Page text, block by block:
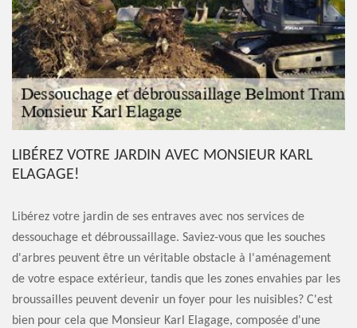
LIBÉREZ VOTRE JARDIN AVEC MONSIEUR KARL
ELAGAGE!
Libérez votre jardin de ses entraves avec nos services de
dessouchage et débroussaillage. Saviez-vous que les souches
d'arbres peuvent être un véritable obstacle à l'aménagement
de votre espace extérieur, tandis que les zones envahies par les
broussailles peuvent devenir un foyer pour les nuisibles? C'est
bien pour cela que Monsieur Karl Elagage, composée d'une